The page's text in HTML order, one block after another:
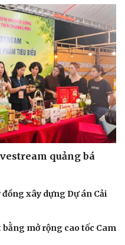
quảng bá
xây dựng Dự án Cải
mở rộng cao tốc Cam